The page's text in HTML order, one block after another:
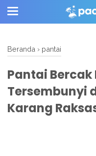
Beranda › pantai
Pantai
Tersembunyi
Karang